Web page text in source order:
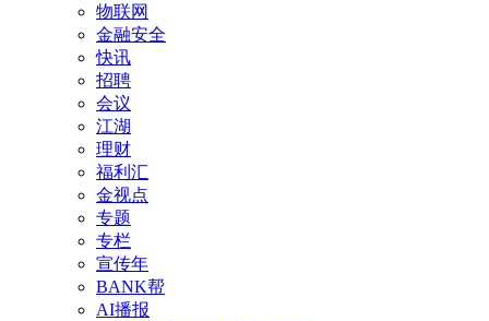
物联网
金融安全
快讯
招聘
会议
江湖
理财
福利汇
金视点
专题
专栏
宣传年
BANK帮
AI播报